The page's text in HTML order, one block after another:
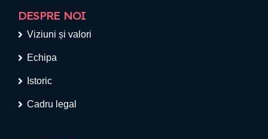
DESPRE NOI
Viziuni și valori
Echipa
Istoric
Cadru legal